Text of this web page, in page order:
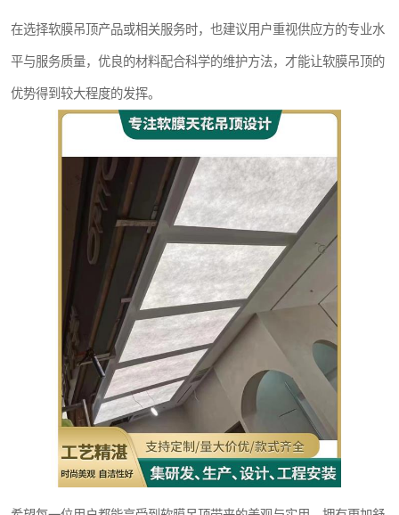
在选择软膜吊顶产品或相关服务时，也建议用户重视供应方的专业水
平与服务质量，优良的材料配合科学的维护方法，才能让软膜吊顶的
优势得到较大程度的发挥。